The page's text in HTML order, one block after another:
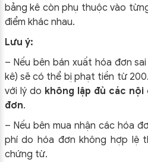
bảng kê còn phụ thuộc vào
điểm khác nhau.
Lưu ý:
– Nếu bên bán xuất hóa đơn
kê) sẽ có thể bị phạt tiền từ
với lý do không lập đủ các
đơn.
– Nếu bên mua nhận các hóa
phí do hóa đơn không hợp lệ
chứng từ.